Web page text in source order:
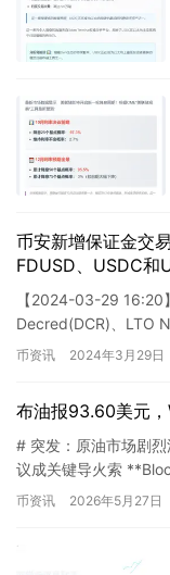
币安新增保证金交
FDUSD、USDC和
【2024-03-29 16:20
Decred(DCR)、LTO
Bitcoin…
币资讯 2024年3月29日
布油报93.60美元
# 突发：原油市场剧
议成关键导火索
然转向影响，全球原
币资讯 2026年5月27日